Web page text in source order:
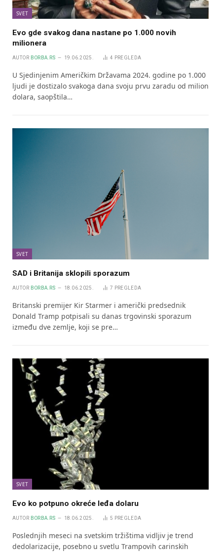
SVET
Evo gde svakog dana nastane po 1.000 novih
milionera
AUTOR BORBA.RS 19.06.2025. 4 PREGLEDA
U Sjedinjenim Američkim Državama 2024. godine po 1.000
ljudi je dostizalo svakoga dana svoju prvu zaradu od milion
dolara, saopštila…
SVET
SAD i Britanija sklopili sporazum
AUTOR BORBA.RS 18.06.2025. 7 PREGLEDA
Britanski premijer Kir Starmer i američki predsednik
Donald Tramp potpisali su danas trgovinski sporazum
između dve zemlje, koji se pre…
SVET
Evo ko potpuno okreće leđa dolaru
AUTOR BORBA.RS 18.06.2025. 5 PREGLEDA
Poslednjih meseci na svetskim tržištima vidljiv je trend
dedolarizacije, posebno u svetlu Trampovih carinskih